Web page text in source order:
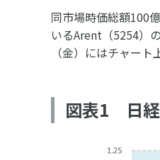
同市場時価総額100
いるArent（5254）
（金）にはチャー
図表1 日経